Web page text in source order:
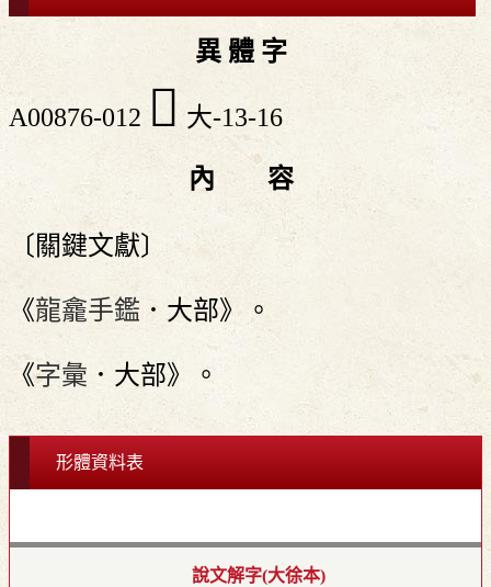
異 體 字
A00876-012 󱐈 大-13-16
內 容
〔關鍵文獻〕
《龍龕手鑑 ．大部》。
《字彙 ．大部》。
形體資料表
說文解字(大徐本)